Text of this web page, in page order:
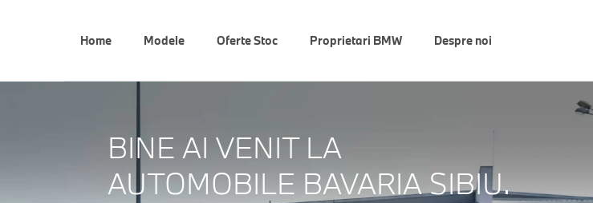
Home Modele Oferte Stoc Proprietari BMW Despre noi
BINE AI VENIT LA
AUTOMOBILE BAVARIA SIBIU.